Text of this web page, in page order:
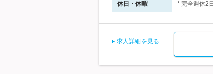
休日・休暇 * 完全週休2
求人詳細を見る